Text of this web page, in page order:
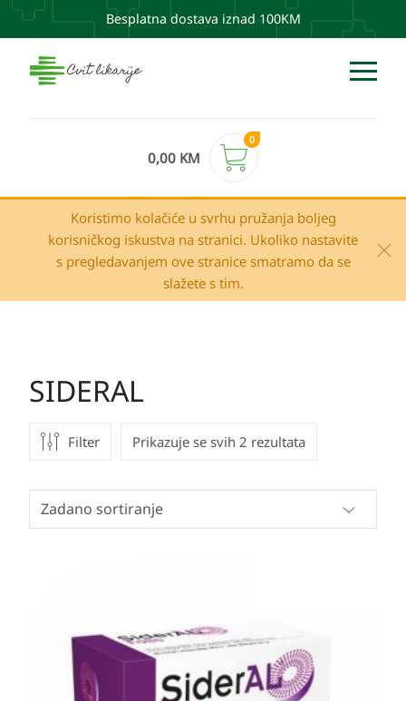
Besplatna dostava iznad 100KM
0,00 KM
0
Koristimo kolačiće u svrhu pružanja boljeg
korisničkog iskustva na stranici. Ukoliko nastavite
s pregledavanjem ove stranice smatramo da se
slažete s tim.
SIDERAL
Filter Prikazuje se svih 2 rezultata